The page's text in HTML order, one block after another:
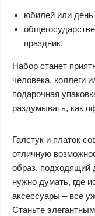
юбилей или
праздник.
Набор станет
человека, коллеги
подарочная
раздумывать, как
Галстук и платок
отличную
образ, подходящий
нужно думать, где
аксессуары – все
Станьте